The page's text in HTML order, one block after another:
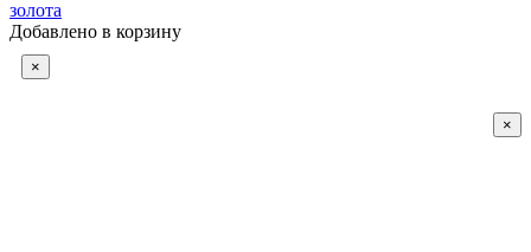
золота
Добавлено в корзину
×
×